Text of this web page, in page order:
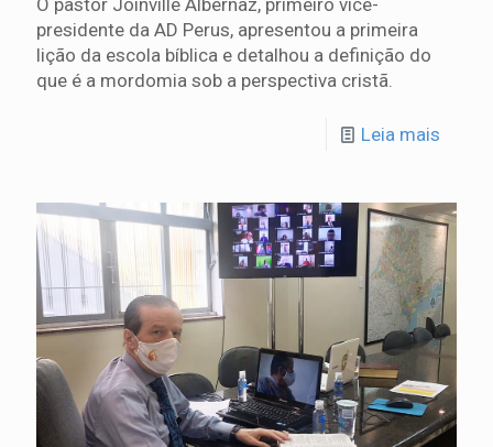
presidente da AD Perus, apresentou a primeira
lição da escola bíblica e detalhou a definição do
que é a mordomia sob a perspectiva cristã.
Leia mais